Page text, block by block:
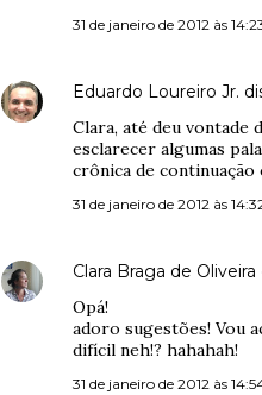
31 de janeiro de 2012 às
Eduardo Loureiro Jr.
Clara, até deu vontade
esclarecer algumas
crônica de continuação
31 de janeiro de 2012 às
Clara Braga de Oliveira
Opá!
adoro sugestões! Vou
difícil neh!? hahahah!
31 de janeiro de 2012 às